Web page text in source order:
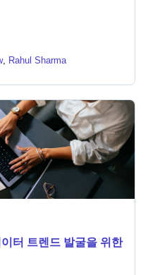
, Rahul Sharma
터 트렌드 발굴을 위한